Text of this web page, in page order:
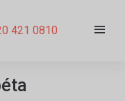
421 0810